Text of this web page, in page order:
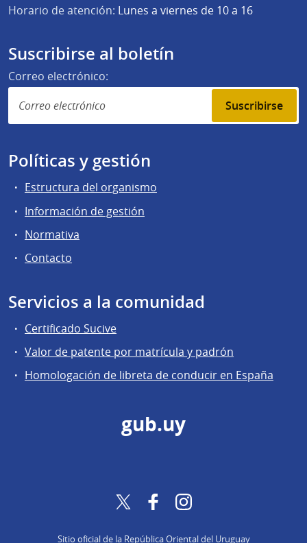
Horario de atención: Lunes a viernes de 10 a 16
Suscribirse al boletín
Correo electrónico:
Suscribirse
Políticas y gestión
Estructura del organismo
Información de gestión
Normativa
Contacto
Servicios a la comunidad
Certificado Sucive
Valor de patente por matrícula y padrón
Homologación de libreta de conducir en España
gub.uy
Twitter FacebookInstagram
Sitio oficial de la República Oriental del Uruguay